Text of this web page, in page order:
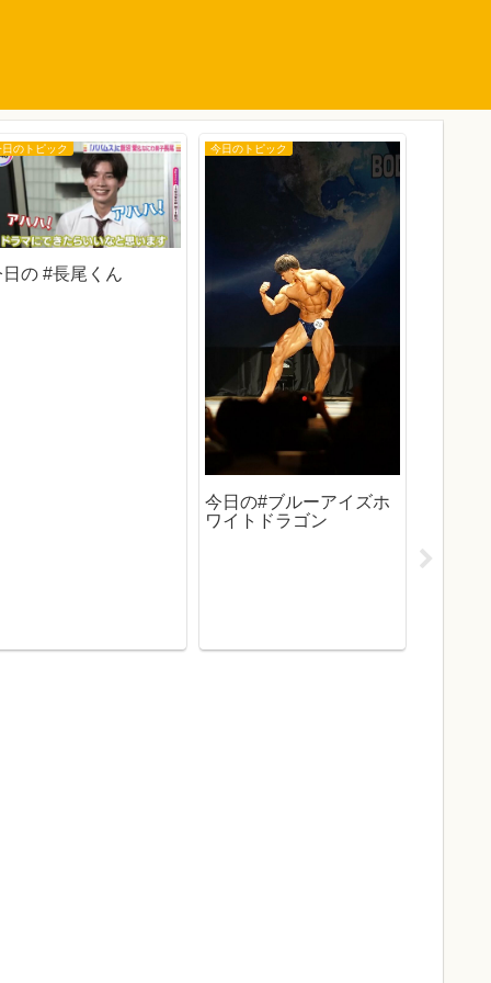
日のトピック
日の #長尾くん
今日のトピック
今日の#ブルーアイズホ
ワイトドラゴン